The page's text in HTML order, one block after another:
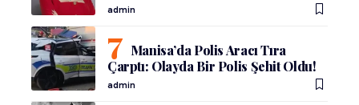
admin
Manisa’da Polis Aracı Tıra
Çarptı: Olayda Bir Polis Şehit Oldu!
admin